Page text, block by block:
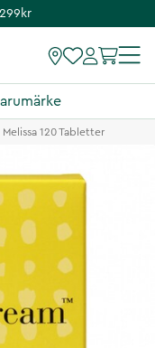
Melissa 120 Tabletter